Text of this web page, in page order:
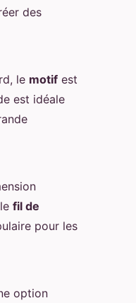
des
le motif est
est idéale
fil de
pour les
option